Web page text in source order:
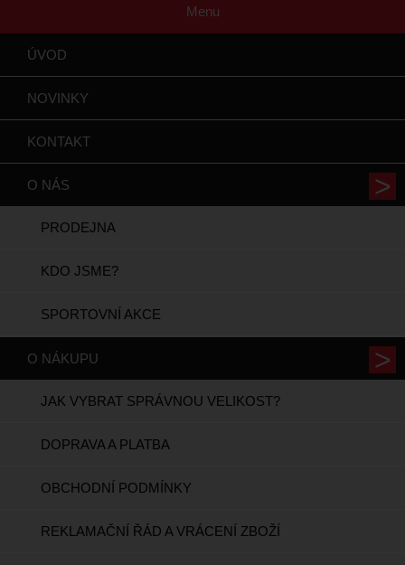
Menu
ÚVOD
NOVINKY
KONTAKT
O NÁS
PRODEJNA
KDO JSME?
SPORTOVNÍ AKCE
O NÁKUPU
JAK VYBRAT SPRÁVNOU VELIKOST?
DOPRAVA A PLATBA
OBCHODNÍ PODMÍNKY
REKLAMAČNÍ ŘÁD A VRÁCENÍ ZBOŽÍ